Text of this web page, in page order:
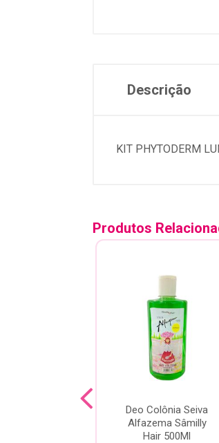
Descrição
KIT PHYTODERM
Produtos
Deo Colônia Seiva
Alfazema Sâmilly
Hair 500Ml